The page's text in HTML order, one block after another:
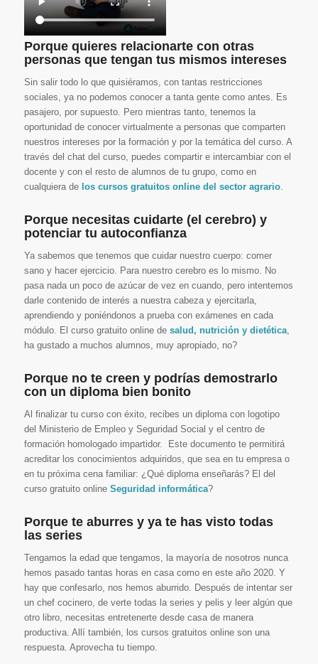
Porque quieres relacionarte con otras
personas que tengan tus mismos intereses
Sin salir todo lo que quisiéramos, con tantas restricciones
sociales, ya no podemos conocer a tanta gente como antes. Es
pasajero, por supuesto. Pero mientras tanto, tenemos la
oportunidad de conocer virtualmente a personas que comparten
nuestros intereses por la formación y por la temática del curso. A
través del chat del curso, puedes compartir e intercambiar con el
docente y con el resto de alumnos de tu grupo, como en
cualquiera de los cursos gratuitos online del sector agrario.
Porque necesitas cuidarte (el cerebro) y
potenciar tu autoconfianza
Ya sabemos que tenemos que cuidar nuestro cuerpo: comer
sano y hacer ejercicio. Para nuestro cerebro es lo mismo. No
pasa nada un poco de azúcar de vez en cuando, pero intentemos
darle contenido de interés a nuestra cabeza y ejercitarla,
aprendiendo y poniéndonos a prueba con exámenes en cada
módulo. El curso gratuito online de salud, nutrición y dietética,
ha gustado a muchos alumnos, muy apropiado, no?
Porque no te creen y podrías demostrarlo
con un diploma bien bonito
Al finalizar tu curso con éxito, recibes un diploma con logotipo
del Ministerio de Empleo y Seguridad Social y el centro de
formación homologado impartidor. Este documento te permitirá
acreditar los conocimientos adquiridos, que sea en tu empresa o
en tu próxima cena familiar: ¿Qué diploma enseñarás? El del
curso gratuito online Seguridad informática?
Porque te aburres y ya te has visto todas
las series
Tengamos la edad que tengamos, la mayoría de nosotros nunca
hemos pasado tantas horas en casa como en este año 2020. Y
hay que confesarlo, nos hemos aburrido. Después de intentar ser
un chef cocinero, de verte todas la series y pelis y leer algún que
otro libro, necesitas entretenerte desde casa de manera
productiva. Allí también, los cursos gratuitos online son una
respuesta. Aprovecha tu tiempo.